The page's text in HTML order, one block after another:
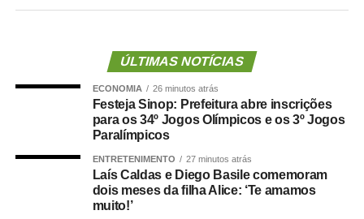
A mesma pena passa a valer para quem oferece, troca,
transmite, distribui, publica ou divulga esse tipo de
material. Para aquisição, posse, armazenamento ou
solicitação, a punição passa de um a quatro anos para
três a seis anos.
A lei também pune com três a seis anos quem acessar ou
visualizar deliberadamente esse conteúdo pela internet
ÚLTIMAS NOTÍCIAS
ECONOMIA 26 minutos atrás
Festeja Sinop: Prefeitura abre inscrições
para os 34º Jogos Olímpicos e os 3º Jogos
Paralímpicos
ENTRETENIMENTO 27 minutos atrás
Laís Caldas e Diego Basile comemoram
dois meses da filha Alice: ‘Te amamos
muito!’